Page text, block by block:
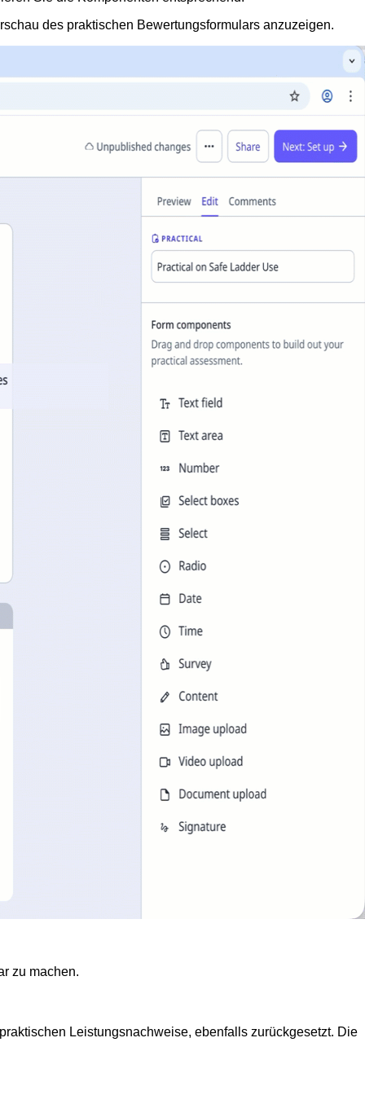
des praktischen Bewertungsformulars anzuzeigen.
zu machen.
Leistungsnachweise, ebenfalls zurückgesetzt. Die